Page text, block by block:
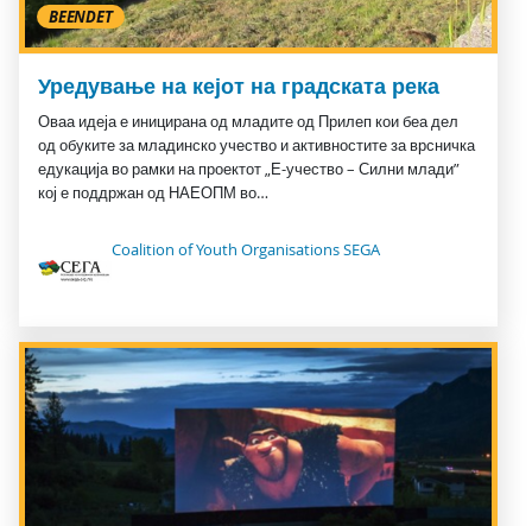
BEENDET
Уредување на кејот на градската река
Оваа идеја е иницирана од младите од Прилеп кои беа дел
од обуките за младинско учество и активностите за врсничка
едукација во рамки на проектот „Е-учество – Силни млади”
кој е поддржан од НАЕОПМ во…
Coalition of Youth Organisations SEGA